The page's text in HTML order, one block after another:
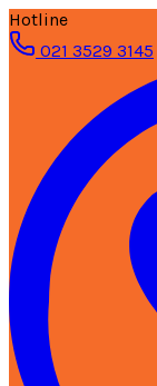
Hotline
021 3529 3145